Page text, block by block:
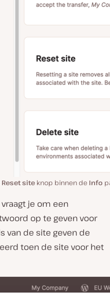
Reset site knop binnen de Info
je om een
op te geven voor
van de site geven de
toen de site voor het